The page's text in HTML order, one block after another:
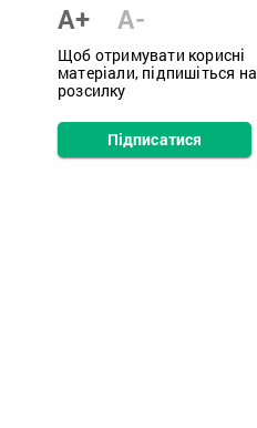
A+ A-
Щоб отримувати корисні
матеріали, підпишіться на
розсилку
Підписатися